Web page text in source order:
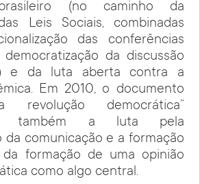
(no caminho da
Leis Sociais, combinadas
das conferências
da discussão
e da luta aberta contra a
Em 2010, o documento
revolução democrática”
também a luta pela
da comunicação e a formação
formação de uma opinião
como algo central.